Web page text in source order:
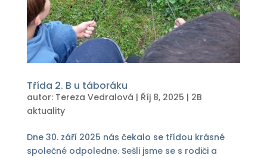
Třída 2. B u táboráku
autor: Tereza Vedralová | Říj 8, 2025 | 2B
aktuality
Dne 30. září 2025 nás čekalo se třídou krásné
společné odpoledne. Sešli jsme se s rodiči a